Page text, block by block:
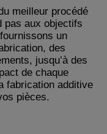
meilleur procédé
pas aux objectifs
un
des
jusqu’à des
de chaque
fabrication additive
pièces.